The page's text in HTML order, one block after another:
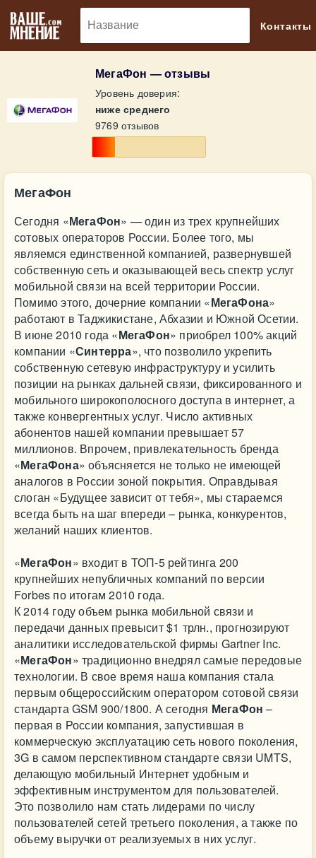
Контакты
МегаФон — отзывы
Уровень доверия:
ниже среднего
9769 отзывов
МегаФон
Сегодня «МегаФон» — один из трех крупнейших
сотовых операторов России. Более того, мы
являемся единственной компанией, развернувшей
собственную сеть и оказывающей весь спектр услуг
мобильной связи на всей территории России.
Помимо этого, дочерние компании «МегаФона»
работают в Таджикистане, Абхазии и Южной Осетии.
В июне 2010 года «МегаФон» приобрел 100% акций
компании «Синтерра», что позволило укрепить
собственную сетевую инфраструктуру и усилить
позиции на рынках дальней связи, фиксированного и
мобильного широкополосного доступа в интернет, а
также конвергентных услуг. Число активных
абонентов нашей компании превышает 57
миллионов. Впрочем, привлекательность бренда
«МегаФона» объясняется не только не имеющей
аналогов в России зоной покрытия. Оправдывая
слоган «Будущее зависит от тебя», мы стараемся
всегда быть на шаг впереди – рынка, конкурентов,
желаний наших клиентов.
«МегаФон» входит в ТОП-5 рейтинга 200
крупнейших непубличных компаний по версии
Forbes по итогам 2010 года.
К 2014 году объем рынка мобильной связи и
передачи данных превысит $1 трлн., прогнозируют
аналитики исследовательской фирмы Gartner Inc.
«МегаФон» традиционно внедрял самые передовые
технологии. В свое время наша компания стала
первым общероссийским оператором сотовой связи
стандарта GSM 900/1800. А сегодня МегаФон –
первая в России компания, запустившая в
коммерческую эксплуатацию сеть нового поколения,
3G в самом перспективном стандарте связи UMTS,
делающую мобильный Интернет удобным и
эффективным инструментом для пользователей.
Это позволило нам стать лидерами по числу
пользователей сетей третьего поколения, а также по
объему выручки от реализуемых в них услуг.